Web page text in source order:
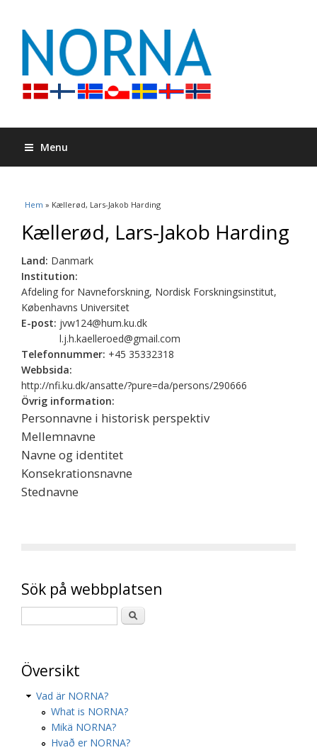
Menu
Du är här
Hem » Kællerød, Lars-Jakob Harding
Kællerød, Lars-Jakob Harding
Land: Danmark
Institution:
Afdeling for Navneforskning, Nordisk Forskningsinstitut,
Københavns Universitet
E-post: jvw124@hum.ku.dk
l.j.h.kaelleroed@gmail.com
Telefonnummer: +45 35332318
Webbsida:
http://nfi.ku.dk/ansatte/?pure=da/persons/290666
Övrig information:
Personnavne i historisk perspektiv
Mellemnavne
Navne og identitet
Konsekrationsnavne
Stednavne
Sök på webbplatsen
Översikt
Vad är NORNA?
What is NORNA?
Mikä NORNA?
Hvað er NORNA?